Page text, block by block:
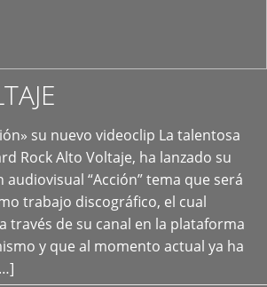
su nuevo videoclip La talentosa
Rock Alto Voltaje, ha lanzado su
“Acción” tema que será
trabajo discográfico, el cual
través de su canal en la plataforma
y que al momento actual ya ha
+